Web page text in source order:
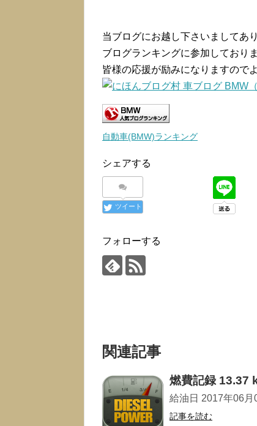
当ブログにお越し下さいましてあ
ブログランキングに参加しておりま
皆様の応援が励みになりますので
自動車(BMW)ランキング
シェアする
ツイート
フォローする
関連記事
燃費記録 13.37
給油日 2017年06月
記事を読む